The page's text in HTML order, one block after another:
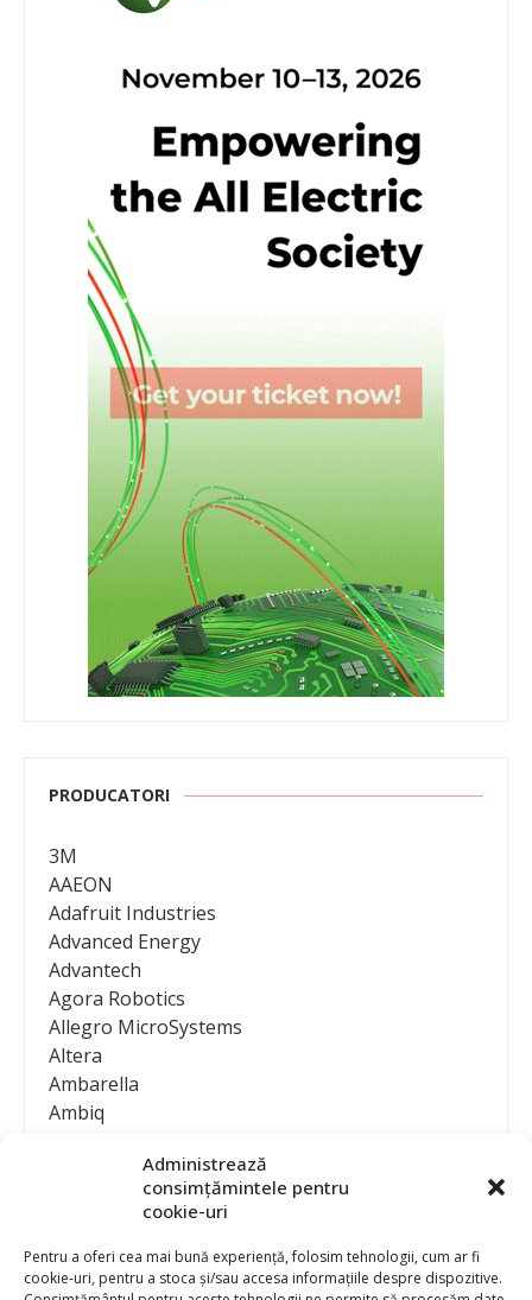
Administrează
consimțămintele pentru
cookie-uri
Pentru a oferi cea mai bună experiență, folosim tehnologii, cum ar fi
cookie-uri, pentru a stoca și/sau accesa informațiile despre dispozitive.
PRODUCATORI
3M
AAEON
Adafruit Industries
Advanced Energy
Advantech
Agora Robotics
Allegro MicroSystems
Altera
Ambarella
Ambiq
Analog Devices
Anritsu Corporation
Ansys
APS